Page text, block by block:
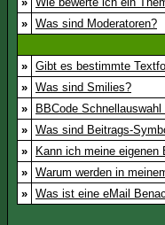
» Was sind Moderatoren?
» Gibt es bestimmte
» Was sind Smilies?
»
BBCode
» Was sind Beitrags-
»
Kann ich meine eigenen
» Warum werden in
» Was ist eine eMail